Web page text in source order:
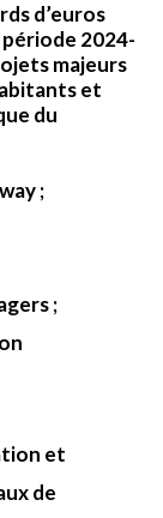
d’euros
2024-
majeurs
et
du
;
;
et
de